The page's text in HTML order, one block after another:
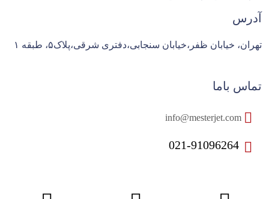
آدرس
تهران، خیابان ظفر،خیابان سنجابی،دفتری شرقی،پلاک۵، طبقه ۱
تماس باما
021-91096264